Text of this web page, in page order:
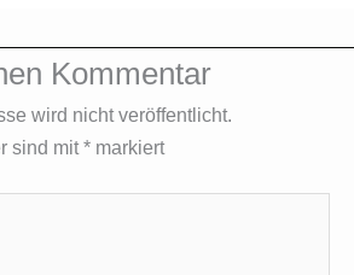
Kommentar
wird nicht veröffentlicht.
sind mit* markiert